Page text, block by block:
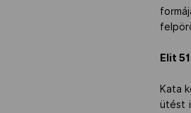
Elit
Kata
ütést